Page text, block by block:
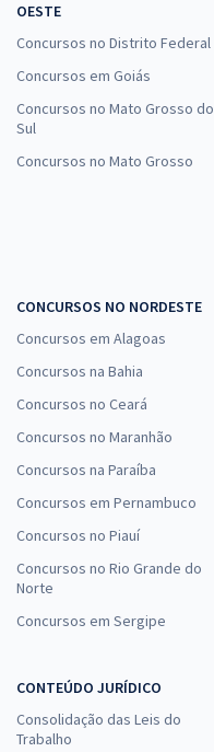
OESTE
Concursos no Distrito Federal
Concursos em Goiás
Concursos no Mato Grosso do
Sul
Concursos no Mato Grosso
CONCURSOS NO NORDESTE
Concursos em Alagoas
Concursos na Bahia
Concursos no Ceará
Concursos no Maranhão
Concursos na Paraíba
Concursos em Pernambuco
Concursos no Piauí
Concursos no Rio Grande do
Norte
Concursos em Sergipe
CONTEÚDO JURÍDICO
Consolidação das Leis do
Trabalho